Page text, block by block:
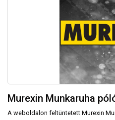
Murexin Munkaruha
A weboldalon feltüntetett Murexin